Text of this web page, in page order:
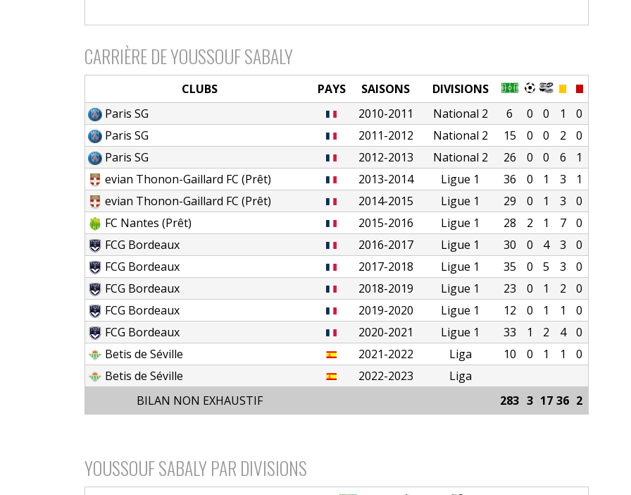
CARRIÈRE DE YOUSSOUF SABALY
CLUBS PAYS SAISONS
DIVISIONS
Paris SG
2010-2011 National 2 6 0 0 1
0
Paris SG
2011-2012 National 2 15 0 0 2
0
Paris SG
2012-2013 National 2 26 0 0 6
1
evian Thonon-Gaillard FC (Prêt)
2013-2014 Ligue 1 36 0 1 3
1
evian Thonon-Gaillard FC (Prêt)
2014-2015 Ligue 1 29 0 1 3
0
FC Nantes (Prêt)
2015-2016 Ligue 1 28 2 1 7
0
FCG Bordeaux
2016-2017 Ligue 1 30 0 4 3
0
FCG Bordeaux
2017-2018 Ligue 1 35 0 5 3
0
FCG Bordeaux
2018-2019 Ligue 1 23 0 1 2
0
FCG Bordeaux
2019-2020 Ligue 1 12 0 1 1
0
FCG Bordeaux
2020-2021 Ligue 1 33 1 2 4
0
Betis de Séville
2021-2022 Liga 10 0 1 1
0
Betis de Séville
2022-2023
Liga
BILAN NON EXHAUSTIF
283 3 17 36 2
YOUSSOUF SABALY PAR DIVISIONS